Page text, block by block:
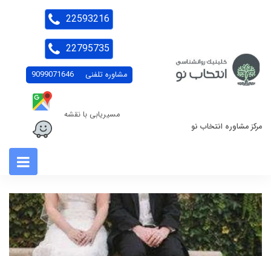
مرکز مشاوره انتخاب نو
مشاوره تلفنی 9099071646
مسیریابی با نقشه
22593216
22795735